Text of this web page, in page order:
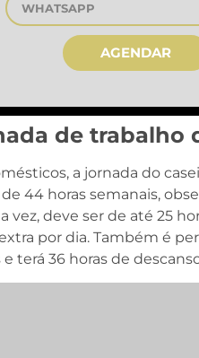
AGENDAR
de trabalho
a jornada do
44 horas semanais,
vez, deve ser de até 25
por dia. Também é
terá 36 horas de